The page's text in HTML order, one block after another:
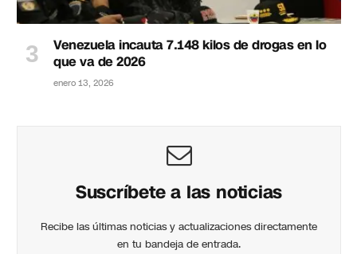
Venezuela incauta 7.148 kilos de drogas en lo
que va de 2026
enero 13, 2026
Suscríbete a las noticias
Recibe las últimas noticias y actualizaciones directamente
en tu bandeja de entrada.